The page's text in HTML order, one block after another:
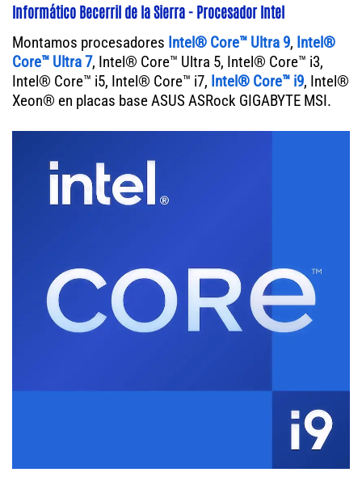
Informático Becerril de la Sierra - Procesador Intel
Montamos procesadores Intel® Core™ Ultra 9, Intel®
Core™ Ultra 7, Intel® Core™ Ultra 5, Intel® Core™ i3,
Intel® Core™ i5, Intel® Core™ i7, Intel® Core™ i9, Intel®
Xeon® en placas base ASUS ASRock GIGABYTE MSI.